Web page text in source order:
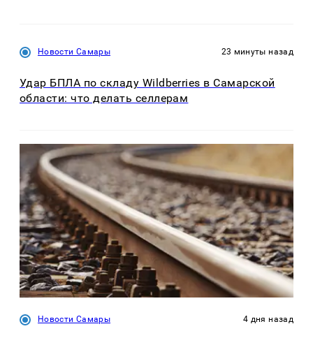
Новости Самары 23 минуты назад
Удар БПЛА по складу Wildberries в Самарской
области: что делать селлерам
Новости Самары 4 дня назад